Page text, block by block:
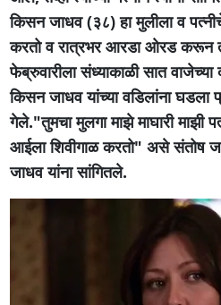
किसन जाधव (३८) हा मुलीला व
करतो व रात्रभर आरडा ओरड करून
फेब्रुवारीला संध्याकाळी सात
किसन जाधव यांच्या वडिलांना घडला
गेले."तुमचा मुलगा माझे माघारी माझी
आईला शिवीगाळ करतो" असे संतोष
जाधव यांना सांगितले.